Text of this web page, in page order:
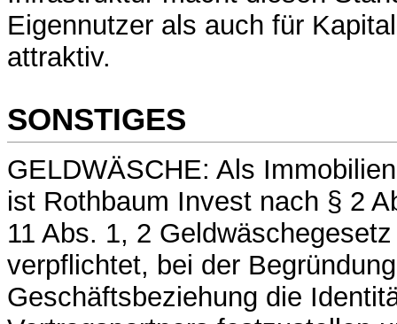
Eigennutzer als auch für
attraktiv.
SONSTIGES
GELDWÄSCHE: Als
ist Rothbaum Invest nach § 2
11 Abs. 1, 2
verpflichtet, bei der
Geschäftsbeziehung die